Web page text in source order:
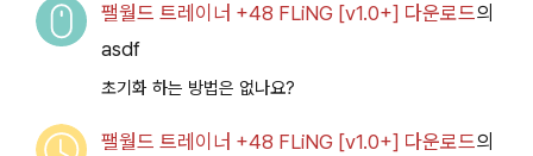
팰월드 트레이너 +48 FLiNG [v1.0+] 다운로드의
asdf
초기화 하는 방법은 없나요?
팰월드 트레이너 +48 FLiNG [v1.0+] 다운로드의